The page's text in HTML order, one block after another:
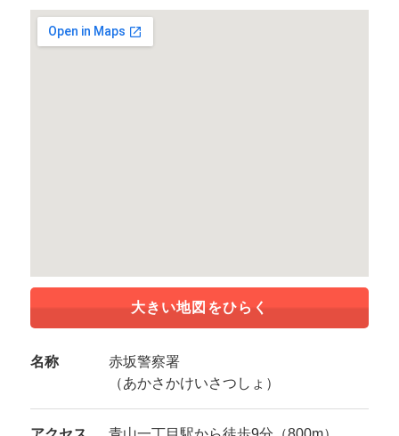
大きい地図をひらく
名称
赤坂警察署
（あかさかけいさつしょ）